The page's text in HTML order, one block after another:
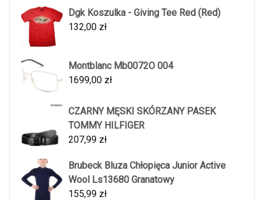
Dgk Koszulka - Giving Tee Red (Red)
132,00 zł
Montblanc Mb0072O 004
1699,00 zł
CZARNY MĘSKI SKÓRZANY PASEK
TOMMY HILFIGER
207,99 zł
Brubeck Bluza Chłopięca Junior Active
Wool Ls13680 Granatowy
155,99 zł